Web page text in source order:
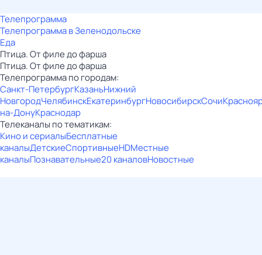
Телепрограмма
Телепрограмма в Зеленодольске
Еда
Птица. От филе до фарша
Птица. От филе до фарша
Телепрограмма по городам:
Санкт-ПетербургКазаньНижний
НовгородЧелябинскЕкатеринбургНовосибирскСочи
на-ДонуКраснодар
Телеканалы по тематикам:
Кино и сериалыБесплатные
каналыДетскиеСпортивныеHDМестные
каналыПознавательные20 каналовНовостные